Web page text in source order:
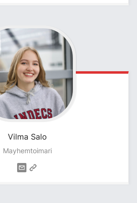
Vilma Salo
Mayhemtoimari